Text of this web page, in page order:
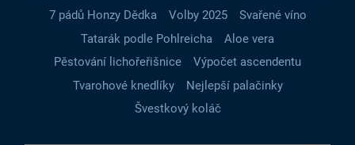
7 pádů Honzy Dědka
Volby 2025
Svařené víno
Tatarák podle Pohlreicha
Aloe vera
Pěstování lichořeřišnice
Výpočet ascendentu
Tvarohové knedlíky
Nejlepší palačinky
Švestkový koláč